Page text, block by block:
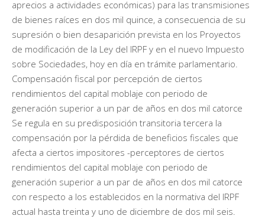
aprecios a actividades económicas) para las transmisiones
de bienes raíces en dos mil quince, a consecuencia de su
supresión o bien desaparición prevista en los Proyectos
de modificación de la Ley del IRPF y en el nuevo Impuesto
sobre Sociedades, hoy en día en trámite parlamentario.
Compensación fiscal por percepción de ciertos
rendimientos del capital moblaje con periodo de
generación superior a un par de años en dos mil catorce
Se regula en su predisposición transitoria tercera la
compensación por la pérdida de beneficios fiscales que
afecta a ciertos impositores -perceptores de ciertos
rendimientos del capital moblaje con periodo de
generación superior a un par de años en dos mil catorce
con respecto a los establecidos en la normativa del IRPF
actual hasta treinta y uno de diciembre de dos mil seis.